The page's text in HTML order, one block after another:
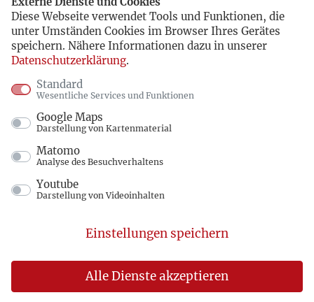
Diese Webseite verwendet Tools und Funktionen, die
unter Umständen Cookies im Browser Ihres Gerätes
speichern. Nähere Informationen dazu in unserer
Datenschutzerklärung.
Standard
Wesentliche Services und Funktionen
Google Maps
Darstellung von Kartenmaterial
Matomo
Analyse des Besuchverhaltens
Youtube
Darstellung von Videoinhalten
Alle Dienste akzeptieren
Einstellungen speichern